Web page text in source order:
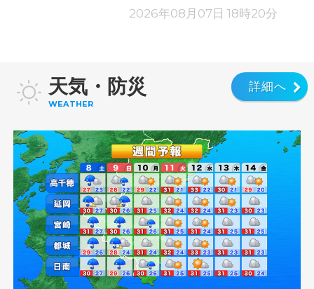
2026年08月07日 18時20分
天気・防災
WEATHER
詳細へ